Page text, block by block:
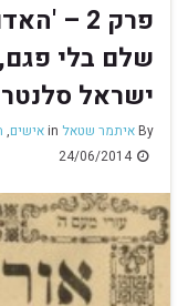
פרק 2 –
שלם בלי פגם,
ישראל
Byאיתמר שטאל אישים,
24/06/2014